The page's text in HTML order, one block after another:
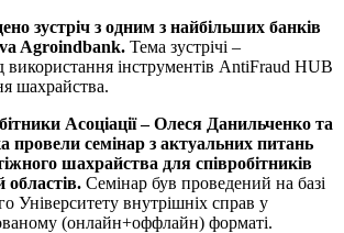
зустріч з одним з найбільших банків
Agroindbank. Тема зустрічі –
використання інструментів AntiFraud HUB
шахрайства.
Асоціації – Олеся Данильченко та
провели семінар з актуальних питань
шахрайства для співробітників
областів. Семінар був проведений на базі
Університету внутрішніх справ у
(онлайн+оффлайн) форматі.